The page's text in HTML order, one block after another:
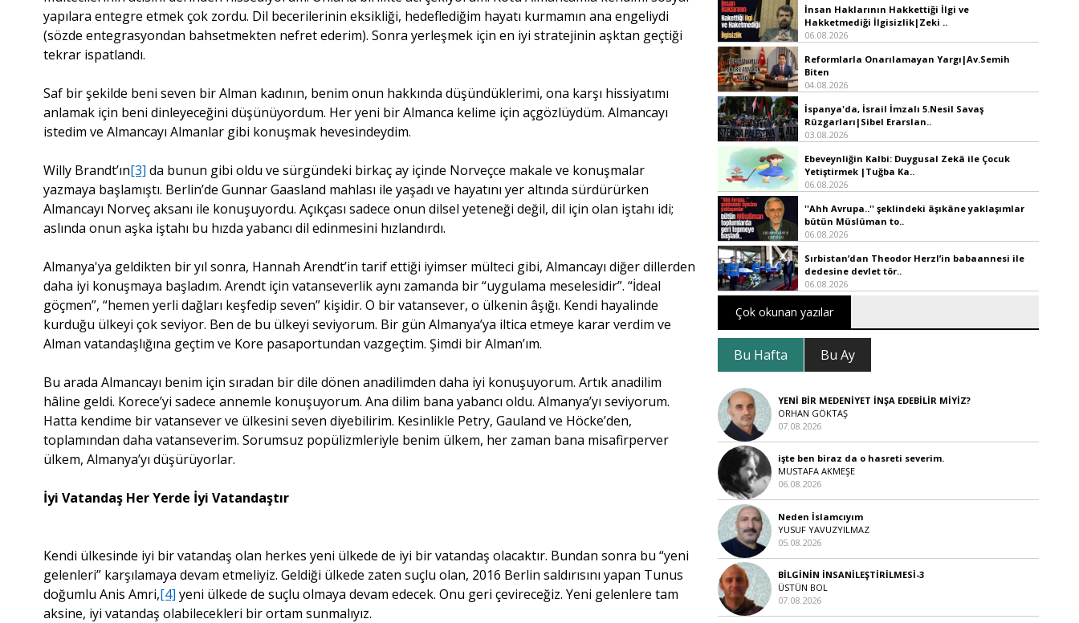
yapılara entegre etmek çok zordu. Dil becerilerinin eksikliği, hedeflediğim hayatı kurmamın ana engeliydi
(sözde entegrasyondan bahsetmekten nefret ederim). Sonra yerleşmek için en iyi stratejinin aşktan geçtiği
tekrar ispatlandı.
Saf bir şekilde beni seven bir Alman kadının, benim onun hakkında düşündüklerimi, ona karşı hissiyatımı
anlamak için beni dinleyeceğini düşünüyordum. Her yeni bir Almanca kelime için açgözlüydüm. Almancayı
istedim ve Almancayı Almanlar gibi konuşmak hevesindeydim.
Willy Brandt’ın[3] da bunun gibi oldu ve sürgündeki birkaç ay içinde Norveçce makale ve konuşmalar
yazmaya başlamıştı. Berlin’de Gunnar Gaasland mahlası ile yaşadı ve hayatını yer altında sürdürürken
Almancayı Norveç aksanı ile konuşuyordu. Açıkçası sadece onun dilsel yeteneği değil, dil için olan iştahı idi;
aslında onun aşka iştahı bu hızda yabancı dil edinmesini hızlandırdı.
Almanya'ya geldikten bir yıl sonra, Hannah Arendt’in tarif ettiği iyimser mülteci gibi, Almancayı diğer dillerden
daha iyi konuşmaya başladım. Arendt için vatanseverlik aynı zamanda bir “uygulama meselesidir”. “İdeal
göçmen”, “hemen yerli dağları keşfedip seven” kişidir. O bir vatansever, o ülkenin âşığı. Kendi hayalinde
kurduğu ülkeyi çok seviyor. Ben de bu ülkeyi seviyorum. Bir gün Almanya’ya iltica etmeye karar verdim ve
Alman vatandaşlığına geçtim ve Kore pasaportundan vazgeçtim. Şimdi bir Alman’ım.
Bu arada Almancayı benim için sıradan bir dile dönen anadilimden daha iyi konuşuyorum. Artık anadilim
hâline geldi. Korece’yi sadece annemle konuşuyorum. Ana dilim bana yabancı oldu. Almanya’yı seviyorum.
Hatta kendime bir vatansever ve ülkesini seven diyebilirim. Kesinlikle Petry, Gauland ve Höcke’den,
toplamından daha vatanseverim. Sorumsuz popülizmleriyle benim ülkem, her zaman bana misafirperver
ülkem, Almanya’yı düşürüyorlar.
İyi Vatandaş Her Yerde İyi Vatandaştır
Kendi ülkesinde iyi bir vatandaş olan herkes yeni ülkede de iyi bir vatandaş olacaktır. Bundan sonra bu “yeni
gelenleri” karşılamaya devam etmeliyiz. Geldiği ülkede zaten suçlu olan, 2016 Berlin saldırısını yapan Tunus
doğumlu Anis Amri,[4] yeni ülkede de suçlu olmaya devam edecek. Onu geri çevireceğiz. Yeni gelenlere tam
aksine, iyi vatandaş olabilecekleri bir ortam sunmalıyız.
İnsan Haklarının Hakkettiği İlgi ve
Hakketmediği İlgisizlik|Zeki ..
06.08.2026
Reformlarla Onarılamayan Yargı|Av.Semih
Biten
04.08.2026
İspanya'da, İsrail İmzalı 5.Nesil Savaş
Rüzgarları|Sibel Erarslan..
03.08.2026
Ebeveynliğin Kalbi: Duygusal Zekâ ile Çocuk
Yetiştirmek |Tuğba Ka..
06.08.2026
''Ahh Avrupa..'' şeklindeki âşıkâne yaklaşımlar
bütün Müslüman to..
06.08.2026
Sırbistan’dan Theodor Herzl’in babaannesi ile
dedesine devlet tör..
06.08.2026
Çok okunan yazılar
Bu Hafta Bu Ay
YENİ BİR MEDENİYET İNŞA EDEBİLİR MİYİZ?
ORHAN GÖKTAŞ
07.08.2026
işte ben biraz da o hasreti severim.
MUSTAFA AKMEŞE
06.08.2026
Neden İslamcıyım
YUSUF YAVUZYILMAZ
05.08.2026
BİLGİNİN İNSANİLEŞTİRİLMESİ-3
ÜSTÜN BOL
07.08.2026